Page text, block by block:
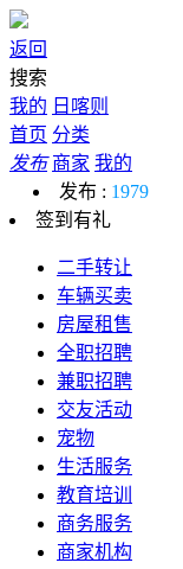
返回
搜索
我的 日喀则
首页 分类
发布 商家 我的
发布 : 1979
签到有礼
二手转让
车辆买卖
房屋租售
全职招聘
兼职招聘
交友活动
宠物
生活服务
教育培训
商务服务
商家机构